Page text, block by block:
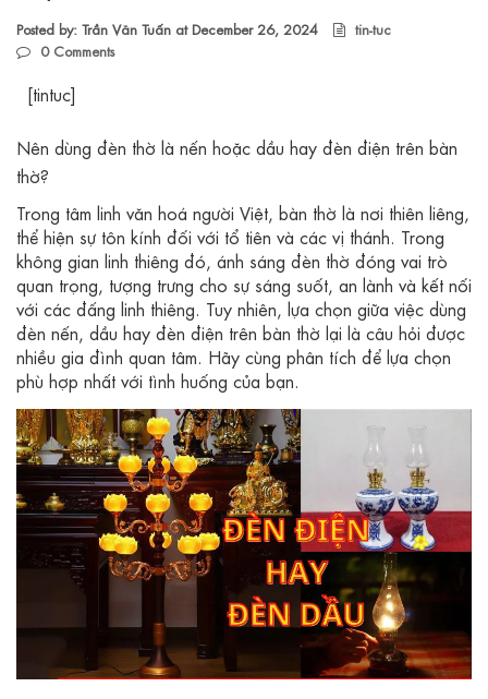
Posted by: Trần Văn Tuấn at December 26, 2024
tin-tuc
0Comments
[tintuc]
Nên dùng đèn thờ là nến hoặc dầu hay đèn điện trên bàn
thờ?
Trong tâm linh văn hoá người Việt, bàn thờ là nơi thiên liêng,
thể hiện sự tôn kính đối với tổ tiên và các vị thánh. Trong
không gian linh thiêng đó, ánh sáng đèn thờ đóng vai trò
quan trọng, tượng trưng cho sự sáng suốt, an lành và kết nối
với các đấng linh thiêng. Tuy nhiên, lựa chọn giữa việc dùng
đèn nến, dầu hay đèn điện trên bàn thờ lại là câu hỏi được
nhiều gia đình quan tâm. Hãy cùng phân tích để lựa chọn
phù hợp nhất với tình huống của bạn.